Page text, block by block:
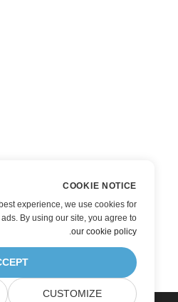
COOKIE NOTICE
best experience, we use cookies for
ads. By using our site, you agree to
our cookie policy
.
CUSTOMIZE